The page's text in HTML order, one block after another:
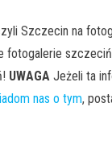
Szczecin na
fotogalerie
UWAGA Jeżeli ta
nas o tym,